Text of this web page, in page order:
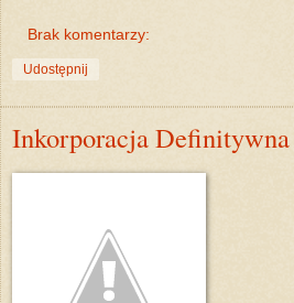
Brak komentarzy:
Udostępnij
Inkorporacja